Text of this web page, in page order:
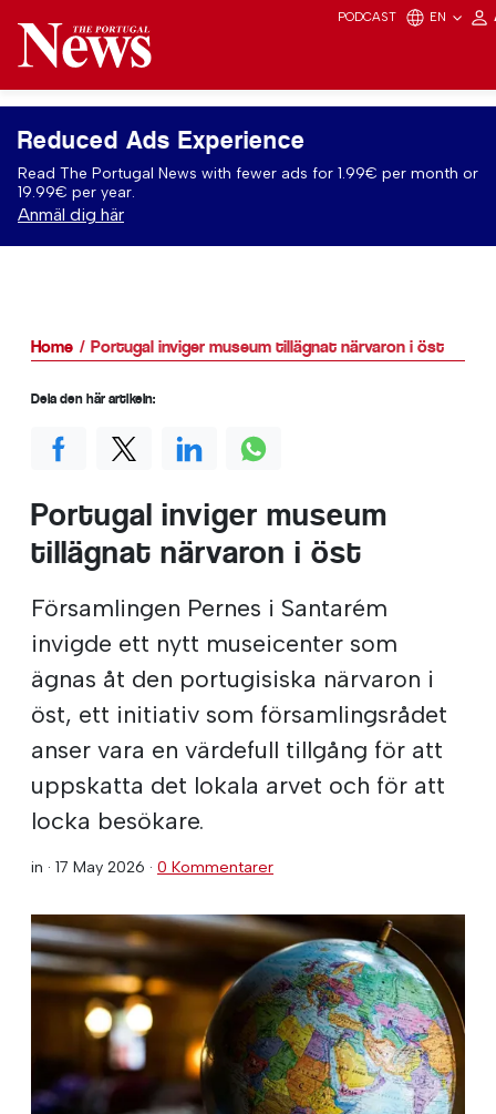
PODCAST EN
Reduced Ads Experience
Read The Portugal News with fewer ads for 1.99€ per month or
19.99€ per year.
Anmäl dig här
Home Portugal inviger museum tillägnat närvaron i öst
Portugal inviger museum
tillägnat närvaron i öst
Församlingen Pernes i Santarém
invigde ett nytt museicenter som
ägnas åt den portugisiska närvaron i
öst, ett initiativ som församlingsrådet
anser vara en värdefull tillgång för att
uppskatta det lokala arvet och för att
locka besökare.
in · 17 May 2026 · 0 Kommentarer
Dela den här artikeln: